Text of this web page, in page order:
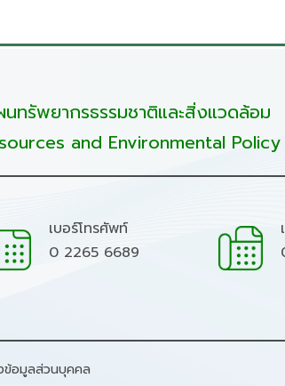
นทรัพยากรธรรมชาติและสิ่งแวดล้อม
and Environmental Policy
เบอร์โทรศัพท์
0 2265 6689
ข้อมูลส่วนบุคคล